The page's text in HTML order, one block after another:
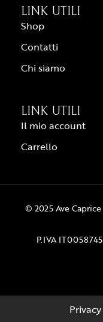
LINK UTILI
Shop
Contatti
Chi siamo
LINK UTILI
Il mio account
Carrello
© 2025 Ave
P.IVA